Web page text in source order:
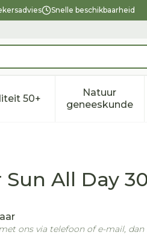
Snelle beschikbaarheid
categorie
en vitamines categorie
Zwangerschap en
50+
Toon submenu voor
Natuur
geneeskunde
Toon
2x100ml
All Day
ons via telefoon of e-mail,